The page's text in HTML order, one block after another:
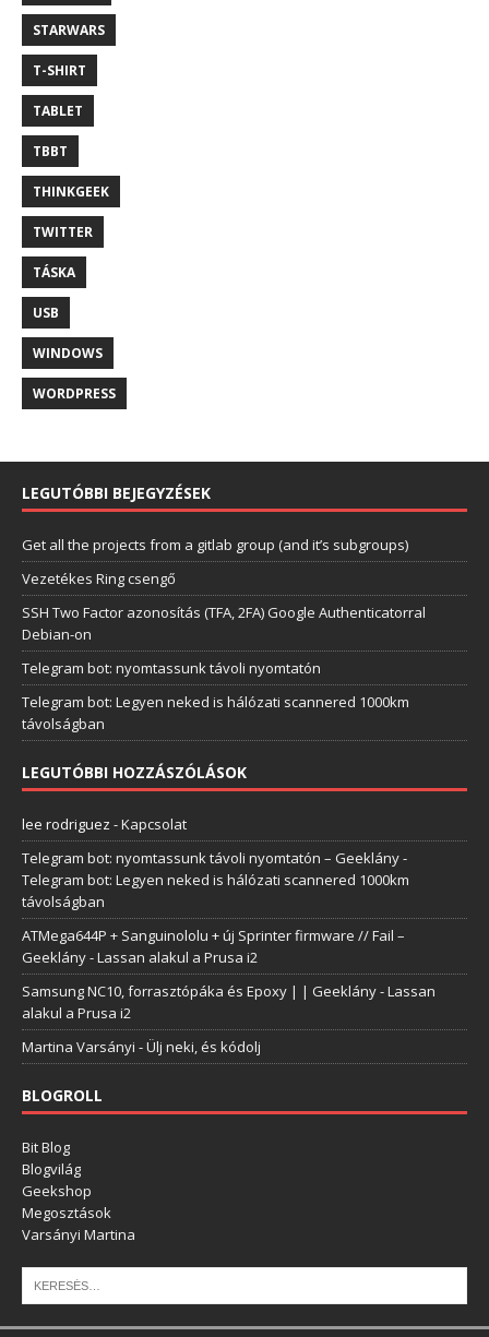
STARWARS
T-SHIRT
TABLET
TBBT
THINKGEEK
TWITTER
TÁSKA
USB
WINDOWS
WORDPRESS
LEGUTÓBBI BEJEGYZÉSEK
Get all the projects from a gitlab group (and it’s subgroups)
Vezetékes Ring csengő
SSH Two Factor azonosítás (TFA, 2FA) Google Authenticatorral
Debian-on
Telegram bot: nyomtassunk távoli nyomtatón
Telegram bot: Legyen neked is hálózati scannered 1000km
távolságban
LEGUTÓBBI HOZZÁSZÓLÁSOK
lee rodriguez -Kapcsolat
Telegram bot: nyomtassunk távoli nyomtatón – Geeklány-
Telegram bot: Legyen neked is hálózati scannered 1000km
távolságban
ATMega644P + Sanguinololu + új Sprinter firmware // Fail –
Geeklány-Lassan alakul a Prusa i2
Samsung NC10, forrasztópáka és Epoxy | | Geeklány-Lassan
alakul a Prusa i2
Martina Varsányi -Ülj neki, és kódolj
BLOGROLL
Bit Blog
Blogvilág
Geekshop
Megosztások
Varsányi Martina